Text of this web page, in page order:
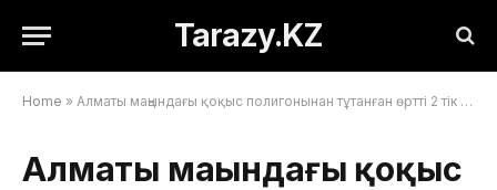
Tarazy.KZ
Home » Алматы маңындағы қоқыс полигонынан тұтанған өртті 2 тік ұшақ, 53 көлік және 91 адам сөндіруде
Алматы маңындағы қоқыс